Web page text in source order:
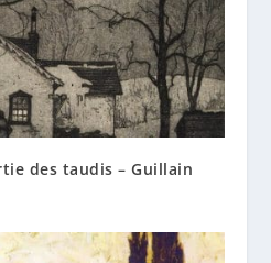
des taudis – Guillain